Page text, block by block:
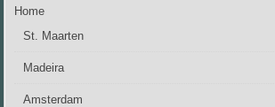
Home
St. Maarten
Madeira
Amsterdam